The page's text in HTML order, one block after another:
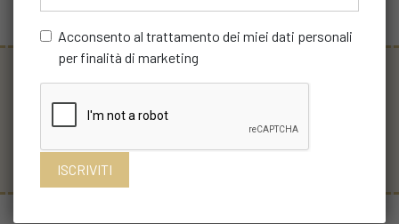
PER NOI
GRATUITE
Acconsento al trattamento dei miei dati personali
per finalità di marketing